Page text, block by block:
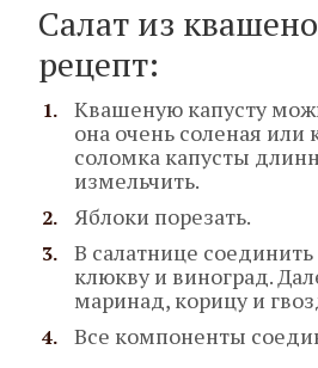
Салат из
рецепт:
Квашеную капусту
она очень соленая или
соломка капусты
измельчить.
Яблоки порезать.
В салатнице соединить
клюкву и виноград.
маринад, корицу и
Все компоненты